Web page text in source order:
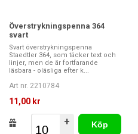
Överstrykningspenna 364
svart
Svart överstrykningspenna
Staedtler 364, som täcker text och
linjer, men de är fortfarande
läsbara - oläsliga efter k...
Art nr. 2210784
11,00 kr
+
Köp